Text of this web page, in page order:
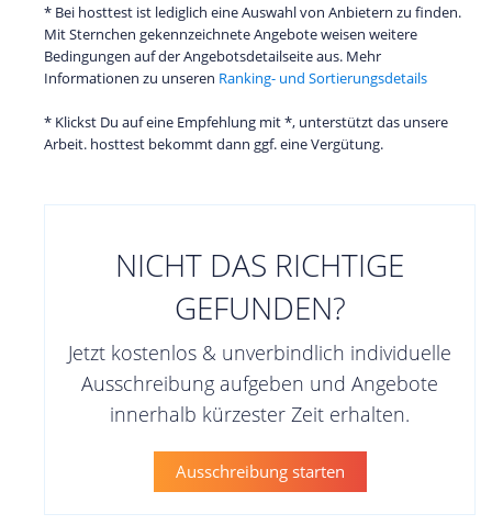
* Bei hosttest ist lediglich eine Auswahl von Anbietern zu finden.
Mit Sternchen gekennzeichnete Angebote weisen weitere
Bedingungen auf der Angebotsdetailseite aus. Mehr
Informationen zu unseren Ranking- und Sortierungsdetails
* Klickst Du auf eine Empfehlung mit *, unterstützt das unsere
Arbeit. hosttest bekommt dann ggf. eine Vergütung.
NICHT DAS RICHTIGE
GEFUNDEN?
Jetzt kostenlos & unverbindlich individuelle
Ausschreibung aufgeben und Angebote
innerhalb kürzester Zeit erhalten.
Ausschreibung starten